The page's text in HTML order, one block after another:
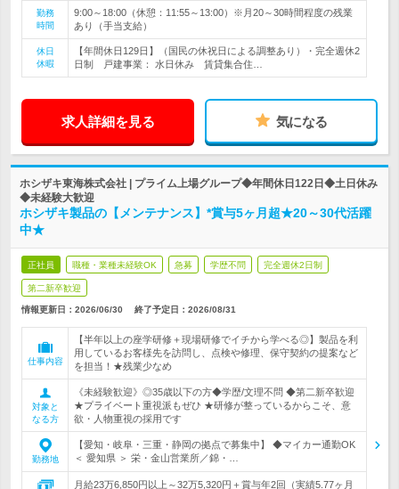
勤務
時間
9:00～18:00（休憩：11:55～13:00）※月20～30時間程度の残業
あり（手当支給）
休日
休暇
【年間休日129日】（国民の休祝日による調整あり）・完全週休2
日制 戸建事業： 水日休み 賃貸集合住…
求人詳細を見る 気になる
ホシザキ東海株式会社 | プライム上場グループ◆年間休日122日◆土日休み
◆未経験大歓迎
ホシザキ製品の【メンテナンス】*賞与5ヶ月超★20～30代活躍
中★
正社員 職種・業種未経験OK 急募 学歴不問 完全週休2日制
第二新卒歓迎
情報更新日：2026/06/30 終了予定日： 2026/08/31
仕事内容
【半年以上の座学研修＋現場研修でイチから学べる◎】製品を利
用しているお客様先を訪問し、点検や修理、保守契約の提案など
を担当！★残業少なめ
対象と
なる方
《未経験歓迎》◎35歳以下の方◆学歴/文理不問 ◆第二新卒歓迎
★プライベート重視派もぜひ ★研修が整っているからこそ、意
欲・人物重視の採用です
勤務地
【愛知・岐阜・三重・静岡の拠点で募集中】 ◆マイカー通勤OK
＜ 愛知県 ＞ 栄・金山営業所／錦・…
月給23万6,850円以上～32万5,320円＋賞与年2回（実績5.77ヶ月